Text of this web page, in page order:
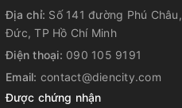
Địa chỉ: Số 141 đường Phú
Đức, TP Hồ Chí Minh
Điện thoại: 090 105 9191
Email: contact@diencity.com
Được chứng nhận